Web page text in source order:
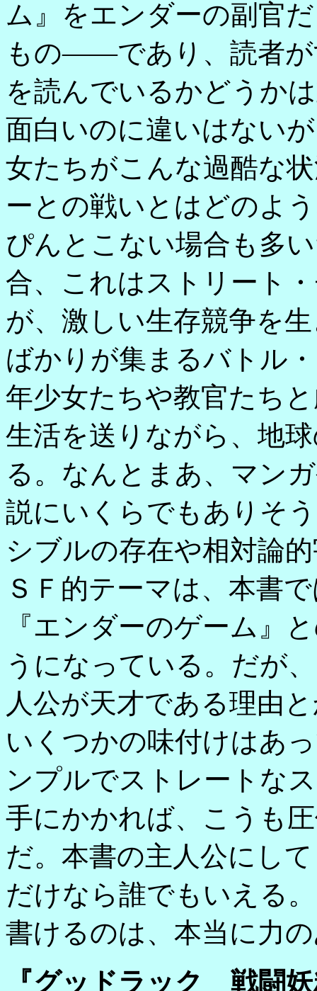
ム』をエンダーの副官
もの――であり、読者が
を読んでいるかどうか
面白いのに違いはない
女たちがこんな過酷な
ーとの戦いとはどのよ
ぴんとこない場合も多
合、これはストリート
が、激しい生存競争を
ばかりが集まるバトル
年少女たちや教官たち
生活を送りながら、地
る。なんとまあ、マン
説にいくらでもありそ
シブルの存在や相対論
ＳＦ的テーマは、本書
『エンダーのゲーム』
うになっている。だが
人公が天才である理由
いくつかの味付けはあ
ンプルでストレートな
手にかかれば、こうも
だ。本書の主人公にし
だけなら誰でもいえる
書けるのは、本当に力
『グッドラック 戦闘